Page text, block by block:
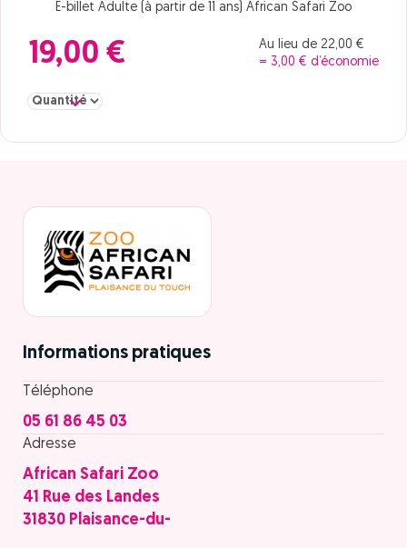
E-billet Adulte (à partir de 11 ans) African Safari Zoo
19,00 €
Au lieu de 22,00 €
= 3,00 € d’économie
Sélectionner la quantité pour Adulte 31
Informations pratiques
Téléphone
05 61 86 45 03
Adresse
African Safari Zoo
41 Rue des Landes
31830 Plaisance-du-